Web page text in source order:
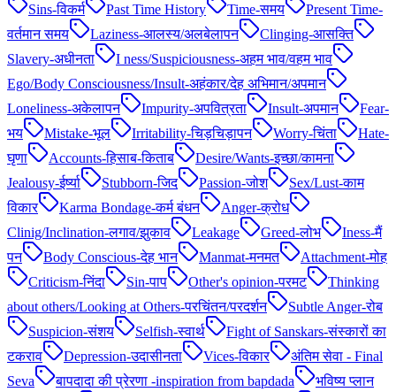
Sins-विकर्म
Past Time History Time-समय
Present Time-
वर्तमान समय
Laziness-आलस्य/अलबेलापन
Clinging-आसक्ति
Slavery-अधीनता
I ness/Suspiciousness-अहम भाव/वहम भाव
Ego/Body Consciousness/Insult-अहंकार/देह अभिमान/अपमान
Loneliness-अकेलापन
Impurity-अपवित्रता Insult-अपमान
Fear-
भय
Mistake-भूल Irritability-चिड़चिड़ापन Worry-चिंता
Hate-
घृणा
Accounts-हिसाब-किताब
Desire/Wants-इच्छा/कामना
Jealousy-ईर्ष्या
Stubborn-जिद Passion-जोश
Sex/Lust-काम
विकार
Karma Bondage-कर्म बंधन
Anger-क्रोध
Clinig/Inclination-लगाव/झुकाव
Leakage Greed-लोभ
Iness-मैं
पन
Body Conscious-देह भान Manmat-मनमत
Attachment-मोह
Criticism-निंदा
Sin-पाप Other's opinion-परमट
Thinking
about others/Looking at Others-परचिंतन/परदर्शन
Subtle Anger-रोब
Suspicion-संशय
Selfish-स्वार्थ
Fight of Sanskars-संस्कारों का
टकराव
Depression-उदासीनता Vices-विकार
अंतिम सेवा - Final
Seva
बापदादा की प्रेरणा -inspiration from bapdada
भविष्य प्लान